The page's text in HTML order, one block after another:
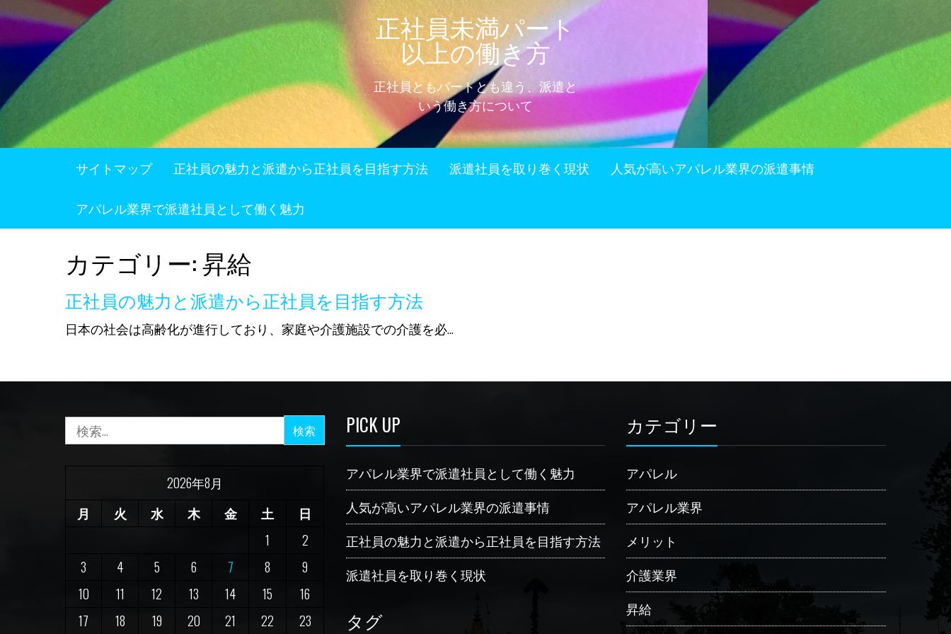
Skip
content
正社員未満パート
以上の働き方
正社員ともパートとも違う、派遣と
いう働き方について
サイトマップ 正社員の魅力と派遣から正社員を目指す方法 派遣社員を取り巻く現状 人気が高いアパレル業界の派遣事情
アパレル業界で派遣社員として働く魅力
カテゴリー:昇給
正社員の魅力と派遣から正社員を目指す方法
日本の社会は高齢化が進行しており、家庭や介護施設での介護を必…
索:
2026年8月
月
火 水 木 金 土
日
1
2
3
4 5 6 7 8
9
10
11 12 13 14 15
16
17
18 19 20 21 22 23
PICK UP
アパレル業界で派遣社員として働く魅力
人気が高いアパレル業界の派遣事情
正社員の魅力と派遣から正社員を目指す方法
派遣社員を取り巻く現状
タグ
カテゴリー
アパレル
アパレル業界
メリット
介護業界
昇給